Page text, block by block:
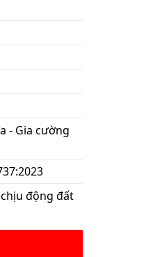
- Gia cường
động đất